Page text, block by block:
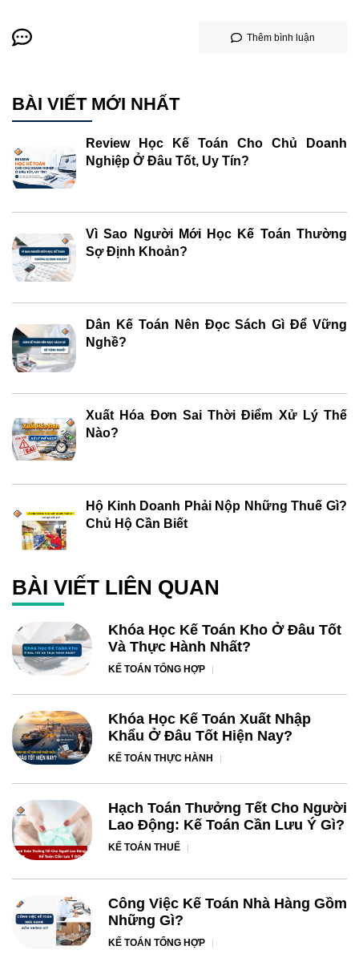
Thêm bình luận
BÀI VIẾT MỚI NHẤT
Review Học Kế Toán Cho Chủ Doanh
Nghiệp Ở Đâu Tốt, Uy Tín?
Vì Sao Người Mới Học Kế Toán Thường
Sợ Định Khoản?
Dân Kế Toán Nên Đọc Sách Gì Để Vững
Nghề?
Xuất Hóa Đơn Sai Thời Điểm Xử Lý Thế
Nào?
Hộ Kinh Doanh Phải Nộp Những Thuế Gì?
Chủ Hộ Cần Biết
BÀI VIẾT LIÊN QUAN
Khóa Học Kế Toán Kho Ở Đâu Tốt
Và Thực Hành Nhất?
KẾ TOÁN TỔNG HỢP
Khóa Học Kế Toán Xuất Nhập
Khẩu Ở Đâu Tốt Hiện Nay?
KẾ TOÁN THỰC HÀNH
Hạch Toán Thưởng Tết Cho Người
Lao Động: Kế Toán Cần Lưu Ý Gì?
KẾ TOÁN THUẾ
Công Việc Kế Toán Nhà Hàng Gồm
Những Gì?
KẾ TOÁN TỔNG HỢP